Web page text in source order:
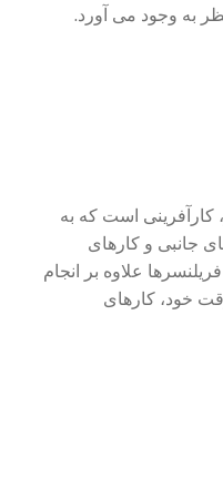
به وجود می آورد.
کارآفرینی است که به
جانبی و کارهای
علاوه بر انجام
خود، کارهای